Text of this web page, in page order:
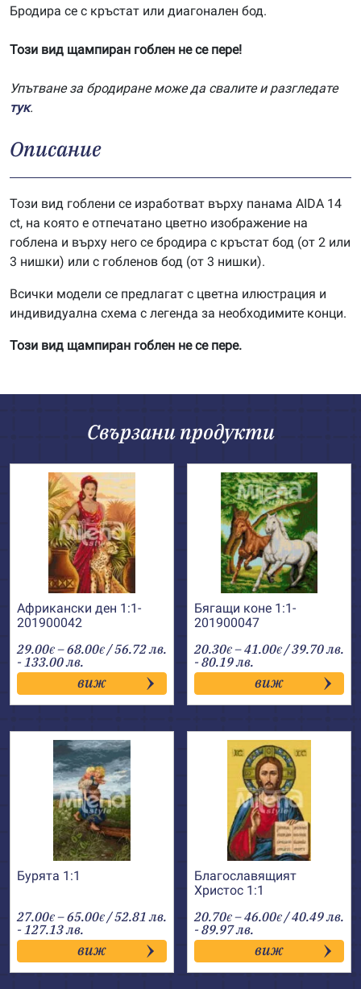
Бродира се с кръстат или диагонален бод.
Този вид щампиран гоблен не се пере!
Упътване за бродиране може да свалите и разгледате
тук.
Описание
Този вид гоблени се изработват върху панама AIDA 14
ct, на която е отпечатано цветно изображение на
гоблена и върху него се бродира с кръстат бод (от 2 или
3 нишки) или с гобленов бод (от 3 нишки).
Всички модели се предлагат с цветна илюстрация и
индивидуална схема с легенда за необходимите конци.
Този вид щампиран гоблен не се пере.
Свързани продукти
Африкански ден 1:1-
201900042
29.00€ –68.00€Price
range:
29.00€
through
68.00€
/ 56.72 лв.
- 133.00 лв.
виж
Бягащи коне 1:1-
201900047
20.30€ –41.00€Price
range:
20.30€
through
41.00€
/ 39.70 лв.
- 80.19 лв.
виж
Бурята 1:1
27.00€ –65.00€Price
range:
27.00€
through
65.00€
/ 52.81 лв.
- 127.13 лв.
виж
Благославящият
Христос 1:1
20.70€ –46.00€Price
range:
20.70€
through
46.00€
/ 40.49 лв.
- 89.97 лв.
виж